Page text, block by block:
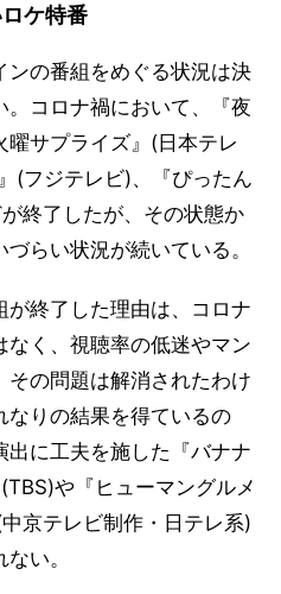
ケ特番
の番組をめぐる状況は決
。コロナ禍において、『夜
サプライズ』(日本テレ
(フジテレビ)、『ぴったん
終了したが、その状態か
らい状況が続いている。
終了した理由は、コロナ
く、視聴率の低迷やマン
の問題は解消されたわけ
なりの結果を得ているの
に工夫を施した『バナナ
や『ヒューマングルメ
京テレビ制作・日テレ系)
い。